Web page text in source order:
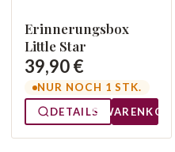
Erinnerungsbox
Little Star
39,90 €
NUR NOCH 1 STK.
DETAILS
WARENKORB